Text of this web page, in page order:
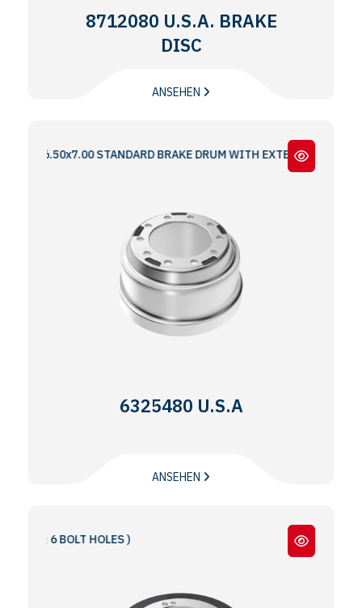
8712080 U.S.A. BRAKE
DISC
ANSEHEN
STANDARD BRAKE DRUM WITH EXTERNAL
6325480 U.S.A
ANSEHEN
& 6 BOLT HOLES )